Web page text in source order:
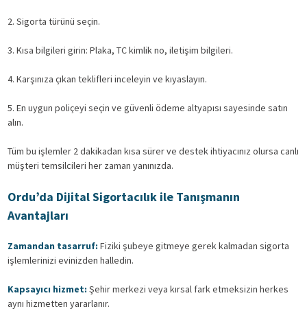
2. Sigorta türünü seçin.
3. Kısa bilgileri girin: Plaka, TC kimlik no, iletişim bilgileri.
4. Karşınıza çıkan teklifleri inceleyin ve kıyaslayın.
5. En uygun poliçeyi seçin ve güvenli ödeme altyapısı sayesinde satın
alın.
Tüm bu işlemler 2 dakikadan kısa sürer ve destek ihtiyacınız olursa canlı
müşteri temsilcileri her zaman yanınızda.
Ordu’da Dijital Sigortacılık ile Tanışmanın
Avantajları
Zamandan tasarruf: Fiziki şubeye gitmeye gerek kalmadan sigorta
işlemlerinizi evinizden halledin.
Kapsayıcı hizmet: Şehir merkezi veya kırsal fark etmeksizin herkes
aynı hizmetten yararlanır.